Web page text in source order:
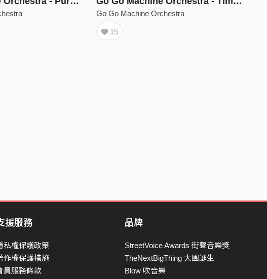
Go Go Machine Orchestra
15
援服務
私權保護政策
作權保護措施
員服務條款
品牌
StreetVoice Awards 街聲音樂獎
TheNextBigThing 大團誕生
Blow 吹音樂